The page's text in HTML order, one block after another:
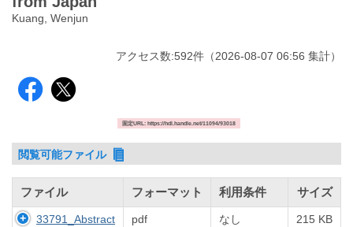
Kuang, Wenjun
アクセス数:592件 （2026-08-07 06:56 集計）
固定URL: https://hdl.handle.net/11094/93018
閲覧可能ファイル
ファイル フォーマット 利用条件 サイズ
33791_Abstract pdf なし 215 KB